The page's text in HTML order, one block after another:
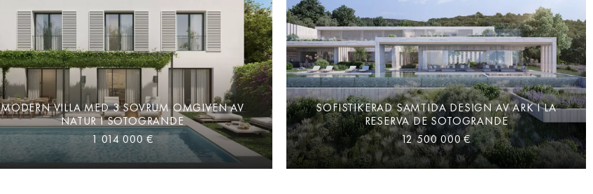
MODERN VILLA MED 3 SOVRUM OMGIVEN AV
NATUR I SOTOGRANDE
1 014 000 €
SOFISTIKERAD SAMTIDA DESIGN AV ARK I LA
RESERVA DE SOTOGRANDE
12 500 000 €